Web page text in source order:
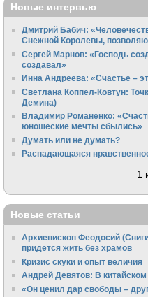
Новые интервью
Дмитрий Бабич:
Снежной Королевы,
Сергей Марнов: «Господь
создавал»
Инна Андреева: «Счастье –
Светлана Коппел-Ковтун:
Демина)
Владимир Романенко:
юношеские мечты сбылись»
Думать или не думать?
Распадающаяся
1
Новые статьи
Архиепископ Феодосий
придётся жить без храмов
Кризис скуки и опыт величия
Андрей Девятов: В
«Он ценил дар свободы –